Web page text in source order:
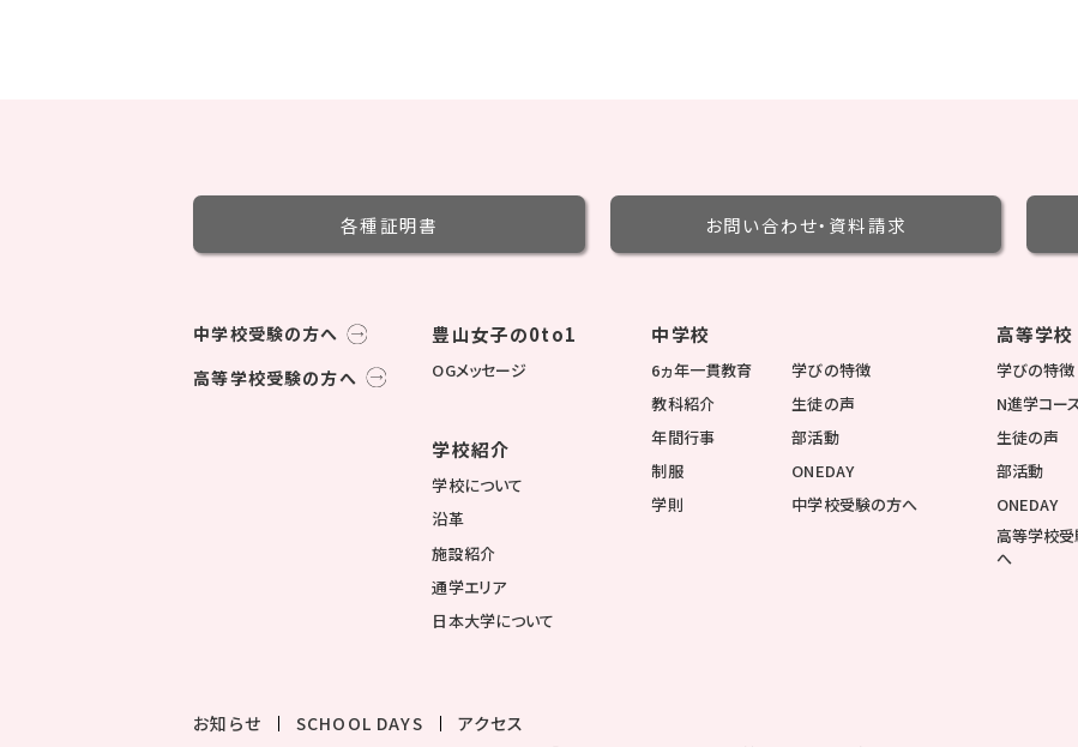
各種証明書 お問い合わせ・ 資料請求
中学校受験の方へ
高等学校受験の方へ
豊山女子の0to1
OGメッセージ
学校紹介
学校について
沿革
施設紹介
通学エリア
日本大学について
中学校
6ヵ年一貫教育
学びの特徴
教科紹介
生徒の声
年間行事
部活動
制服
ONEDAY
学則
中学校受験の方へ
高等学校
学びの特徴
N進学コー
生徒の声
部活動
ONEDAY
高等学校
へ
お知らせ SCHOOL DAYS
アクセス